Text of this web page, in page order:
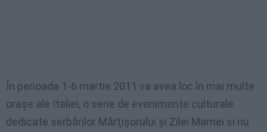
În perioada 1-6 martie 2011 va avea loc în mai multe
oraşe ale Italiei, o serie de evenimente culturale
dedicate serbărilor Mărţişorului şi Zilei Mamei si nu